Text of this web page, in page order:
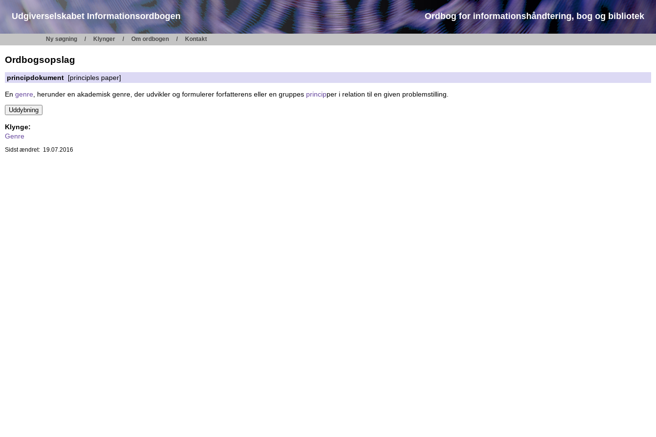
Udgiverselskabet Informationsordbogen Ordbog for informationshåndtering, bog og bibliotek
Ny søgning Klynger Om ordbogen Kontakt
Ordbogsopslag
principdokument [principles paper]
En genre , herunder en akademisk genre, der udvikler og formulerer forfatterens eller en gruppes principper i relation til en given problemstilling.
Klynge:
Genre
Sidst ændret: 19.07.2016